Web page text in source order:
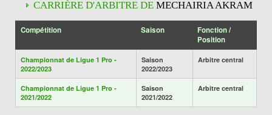
CARRIÈRE D'ARBITRE DE MECHAIRIA AKRAM
Compétition Saison
Fonction /
Position
Championnat de Ligue 1 Pro -
2022/2023
Saison
2022/2023
Arbitre central
Championnat de Ligue 1 Pro -
2021/2022
Saison
2021/2022
Arbitre central